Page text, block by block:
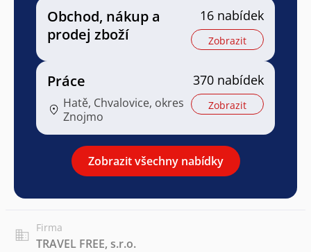
Obchod, nákup a
prodej zboží
16 nabídek
Zobrazit
Práce
Hatě, Chvalovice, okres
Znojmo
370 nabídek
Zobrazit
Zobrazit všechny nabídky
Firma
TRAVEL FREE, s.r.o.